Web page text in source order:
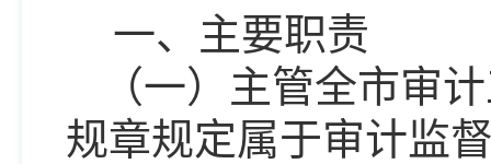
一、主要职责
（一）主管全市审
规章规定属于审计监